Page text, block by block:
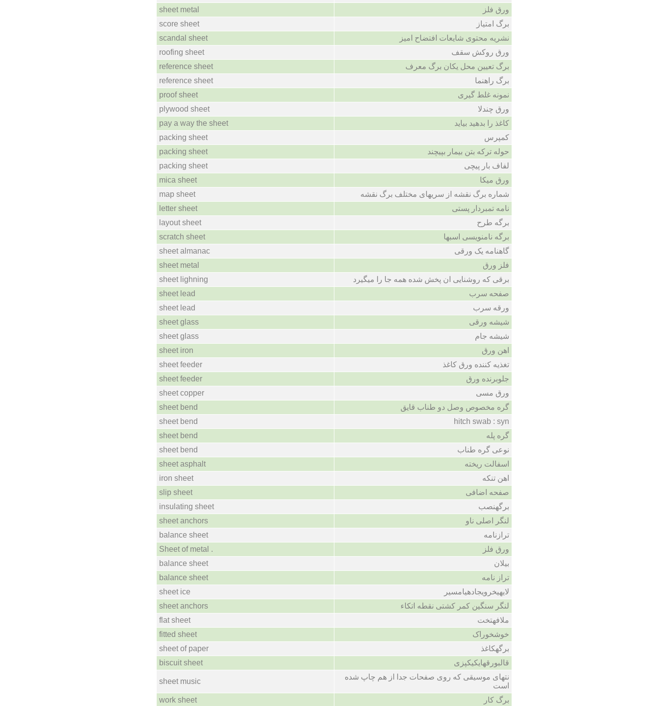
sheet metal
ورق فلز
score sheet
برگ امتیاز
scandal sheet
نشریه محتوی شایعات افتضاح امیز
roofing sheet
ورق روکش سقف
reference sheet
برگ تعیین محل یکان برگ معرف
reference sheet
برگ راهنما
proof sheet
نمونه غلط گیری
plywood sheet
ورق چندلا
pay a way the sheet
کاغذ را بدهید بیاید
packing sheet
کمپرس
packing sheet
حوله ترکه بتن بیمار بپیچند
packing sheet
لفاف بار پیچی
mica sheet
ورق میکا
map sheet
شماره برگ نقشه از سریهای مختلف برگ نقشه
letter sheet
نامه تمبردار پستی
layout sheet
برگه طرح
scratch sheet
برگه نامنویسی اسبها
sheet almanac
گاهنامه یک ورقی
sheet metal
فلز ورق
sheet lighning
برقی که روشنایی ان پخش شده همه جا را میگیرد
sheet lead
صفحه سرب
sheet lead
ورقه سرب
sheet glass
شیشه ورقی
sheet glass
شیشه جام
sheet iron
اهن ورق
sheet feeder
تغذیه کننده ورق کاغذ
sheet feeder
جلوبرنده ورق
sheet copper
ورق مسی
sheet bend
گره مخصوص وصل دو طناب قایق
sheet bend
hitch swab : syn
sheet bend
گره پله
sheet bend
نوعی گره طناب
sheet asphalt
اسفالت ریخته
iron sheet
اهن تنکه
slip sheet
صفحه اضافی
insulating sheet
برگهنصب
sheet anchors
لنگر اصلی ناو
balance sheet
ترازنامه
Sheet of metal .
ورق فلز
balance sheet
بیلان
balance sheet
تراز نامه
sheet ice
لایهیخرویجادهیامسیر
sheet anchors
لنگر سنگین کمر کشتی نقطه اتکاء
flat sheet
ملافهتخت
fitted sheet
خوشخوراک
sheet of paper
برگهکاغذ
biscuit sheet
قالبورقهایکیکپزی
sheet music
نتهای موسیقی که روی صفحات جدا از هم چاپ شده
است
work sheet
برگ کار